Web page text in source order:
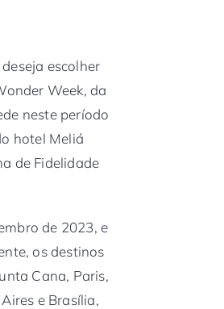
escolher
Week, da
neste período
hotel Meliá
de Fidelidade
de 2023, e
os destinos
Cana, Paris,
e Brasília,